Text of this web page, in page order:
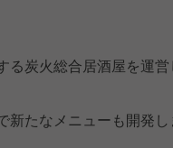
る炭火総合居酒屋を運
たなメニューも開発し